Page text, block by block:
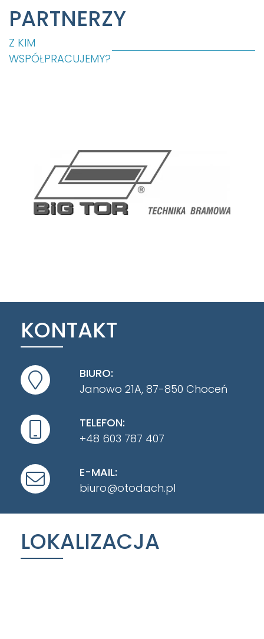
PARTNERZY
Z KIM
WSPÓŁPRACUJEMY?
KONTAKT
BIURO:
Janowo 21A, 87-850 Choceń
TELEFON:
+48 603 787 407
E-MAIL:
biuro@otodach.pl
LOKALIZACJA